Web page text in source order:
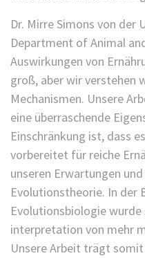
Dr. Mirre Simons von der
Department of Animal
Auswirkungen von
groß, aber wir verstehen
Mechanismen. Unsere
eine überraschende
Einschränkung ist, dass
vorbereitet für reiche
unseren Erwartungen
Evolutionstheorie. In der
Evolutionsbiologie wurde
interpretation von mehr
Unsere Arbeit trägt